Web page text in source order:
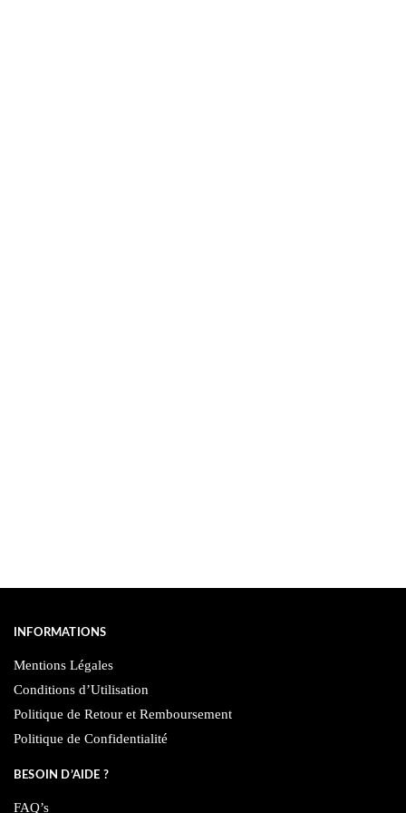
INFORMATIONS
Mentions Légales
Conditions d’Utilisation
Politique de Retour et Remboursement
Politique de Confidentialité
BESOIN D’AIDE ?
FAQ’s